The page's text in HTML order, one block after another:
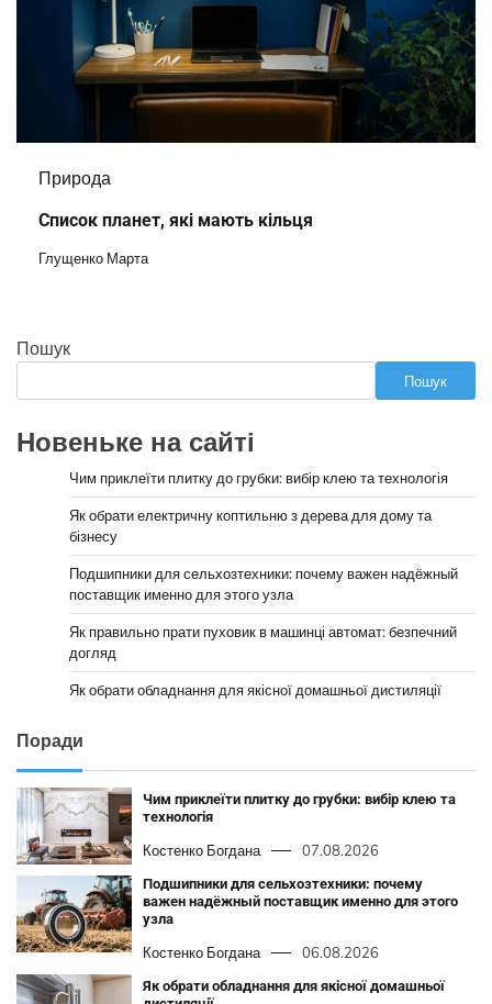
Природа
Список планет, які мають кільця
Глущенко Марта
Пошук
Пошук
Новеньке на сайті
Чим приклеїти плитку до грубки: вибір клею та технологія
Як обрати електричну коптильню з дерева для дому та
бізнесу
Подшипники для сельхозтехники: почему важен надёжный
поставщик именно для этого узла
Як правильно прати пуховик в машинці автомат: безпечний
догляд
Як обрати обладнання для якісної домашньої дистиляції
Поради
Чим приклеїти плитку до грубки: вибір клею та
технологія
Костенко Богдана 07.08.2026
Подшипники для сельхозтехники: почему
важен надёжный поставщик именно для этого
узла
Костенко Богдана 06.08.2026
Як обрати обладнання для якісної домашньої